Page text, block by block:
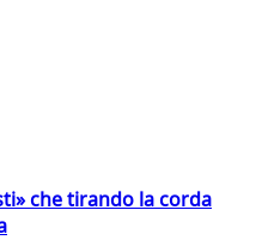
che tirando la corda